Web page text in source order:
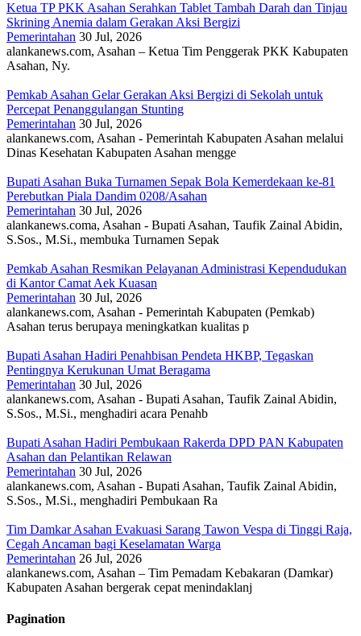
Ketua TP PKK Asahan Serahkan Tablet Tambah Darah dan Tinjau
Skrining Anemia dalam Gerakan Aksi Bergizi
Pemerintahan 30 Jul, 2026
alankanews.com, Asahan – Ketua Tim Penggerak PKK Kabupaten
Asahan, Ny.
Pemkab Asahan Gelar Gerakan Aksi Bergizi di Sekolah untuk
Percepat Penanggulangan Stunting
Pemerintahan 30 Jul, 2026
alankanews.com, Asahan - Pemerintah Kabupaten Asahan melalui
Dinas Kesehatan Kabupaten Asahan mengge
Bupati Asahan Buka Turnamen Sepak Bola Kemerdekaan ke-81
Perebutkan Piala Dandim 0208/Asahan
Pemerintahan 30 Jul, 2026
alankanews.coma, Asahan - Bupati Asahan, Taufik Zainal Abidin,
S.Sos., M.Si., membuka Turnamen Sepak
Pemkab Asahan Resmikan Pelayanan Administrasi Kependudukan
di Kantor Camat Aek Kuasan
Pemerintahan 30 Jul, 2026
alankanews.com, Asahan - Pemerintah Kabupaten (Pemkab)
Asahan terus berupaya meningkatkan kualitas p
Bupati Asahan Hadiri Penahbisan Pendeta HKBP, Tegaskan
Pentingnya Kerukunan Umat Beragama
Pemerintahan 30 Jul, 2026
alankanews.com, Asahan - Bupati Asahan, Taufik Zainal Abidin,
S.Sos., M.Si., menghadiri acara Penahb
Bupati Asahan Hadiri Pembukaan Rakerda DPD PAN Kabupaten
Asahan dan Pelantikan Relawan
Pemerintahan 30 Jul, 2026
alankanews.com, Asahan - Bupati Asahan, Taufik Zainal Abidin,
S.Sos., M.Si., menghadiri Pembukaan Ra
Tim Damkar Asahan Evakuasi Sarang Tawon Vespa di Tinggi Raja,
Cegah Ancaman bagi Keselamatan Warga
Pemerintahan 26 Jul, 2026
alankanews.com, Asahan – Tim Pemadam Kebakaran (Damkar)
Kabupaten Asahan bergerak cepat menindaklanj
Pagination